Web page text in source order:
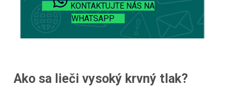
KONTAKTUJTE NÁS NA
WHATSAPP
Ako sa lieči vysoký krvný tlak?